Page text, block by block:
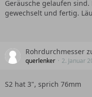
Geräusche gelaufen
gewechselt und fertig.
Rohrdurchmesser
querlenker 2. Januar
S2 hat 3", sprich 76mm